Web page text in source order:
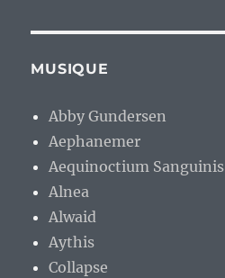
MUSIQUE
Abby Gundersen
Aephanemer
Aequinoctium Sanguinis
Alnea
Alwaid
Aythis
Collapse